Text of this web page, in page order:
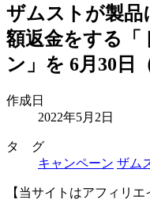
ザムストが製品
額返金をする「
ン」を 6月30日
作成日
2022年5月2日
タ グ
キャンペーン ザム
【当サイトはアフィリ